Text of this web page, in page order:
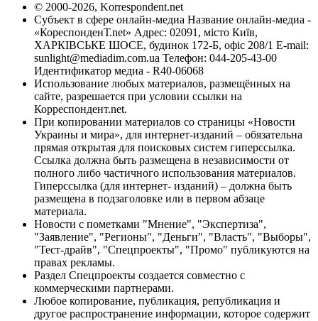
© 2000-2026, Korrespondent.net
Субъект в сфере онлайн-медиа Название онлайн-медиа -
«КореспонденТ.net» Адрес: 02091, місто Київ,
ХАРКІВСЬКЕ ШОСЕ, будинок 172-Б, офіс 208/1 E-mail:
sunlight@mediadim.com.ua Телефон: 044-205-43-00
Идентификатор медиа - R40-06068
Использование любых материалов, размещённых на
сайте, разрешается при условии ссылки на
Корреспондент.net.
При копировании материалов со страницы «Новости
Украины и мира», для интернет-изданий – обязательна
прямая открытая для поисковых систем гиперссылка.
Ссылка должна быть размещена в независимости от
полного либо частичного использования материалов.
Гиперссылка (для интернет- изданий) – должна быть
размещена в подзаголовке или в первом абзаце
материала.
Новости с пометками "Мнение", "Экспертиза",
"Заявление", "Регионы", "Деньги", "Власть", "Выборы",
"Тест-драйв", "Спецпроекты", "Промо" публикуются на
правах рекламы.
Раздел Спецпроекты создается совместно с
коммерческими партнерами.
Любое копирование, публикация, републикация и
другое распространение информации, которое содержит